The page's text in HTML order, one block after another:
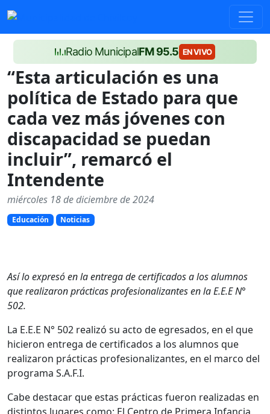
Radio MunicipalFM 95.5 EN VIVO
“Esta articulación es una
política de Estado para que
cada vez más jóvenes con
discapacidad se puedan
incluir”, remarcó el
Intendente
miércoles 18 de diciembre de 2024
Educación Noticias
Así lo expresó en la entrega de certificados a los alumnos
que realizaron prácticas profesionalizantes en la E.E.E N°
502.
La E.E.E N° 502 realizó su acto de egresados, en el que
hicieron entrega de certificados a los alumnos que
realizaron prácticas profesionalizantes, en el marco del
programa S.A.F.I.
Cabe destacar que estas prácticas fueron realizadas en